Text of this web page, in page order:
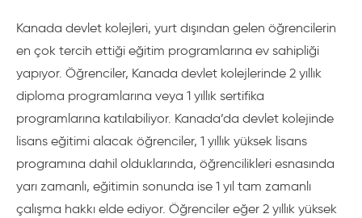
Kanada devlet kolejleri, yurt dışından gelen öğrencilerin
en çok tercih ettiği eğitim programlarına ev sahipliği
yapıyor. Öğrenciler, Kanada devlet kolejlerinde 2 yıllık
diploma programlarına veya 1 yıllık sertifika
programlarına katılabiliyor. Kanada’da devlet kolejinde
lisans eğitimi alacak öğrenciler, 1 yıllık yüksek lisans
programına dahil olduklarında, öğrencilikleri esnasında
yarı zamanlı, eğitimin sonunda ise 1 yıl tam zamanlı
çalışma hakkı elde ediyor. Öğrenciler eğer 2 yıllık yüksek